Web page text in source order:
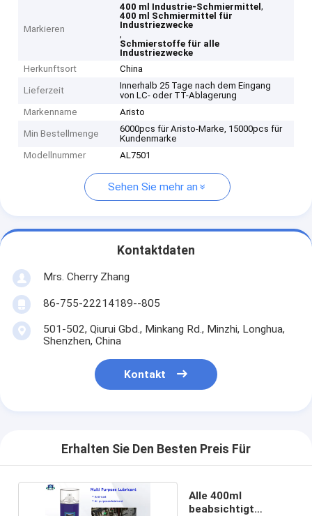
Markieren
400 ml Industrie-Schmiermittel,
400 ml Schmiermittel für
Industriezwecke
,
Schmierstoffe für alle
Industriezwecke
Herkunftsort
China
Lieferzeit
Innerhalb 25 Tage nach dem Eingang
von LC- oder TT-Ablagerung
Markenname
Aristo
Min Bestellmenge
6000pcs für Aristo-Marke, 15000pcs für
Kundenmarke
Modellnummer
AL7501
Sehen Sie mehr an
Kontaktdaten
Mrs. Cherry Zhang
86-755-22214189--805
501-502, Qiurui Gbd., Minkang Rd., Minzhi, Longhua,
Shenzhen, China
Kontakt
Erhalten Sie Den Besten Preis Für
Alle 400ml
beabsichtigt